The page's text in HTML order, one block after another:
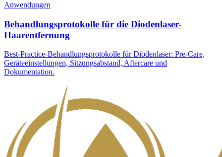
Anwendungen
Behandlungsprotokolle für die Diodenlaser-
Haarentfernung
Best-Practice-Behandlungsprotokolle für Diodenlaser: Pre-Care,
Geräteeinstellungen, Sitzungsabstand, Aftercare und
Dokumentation.